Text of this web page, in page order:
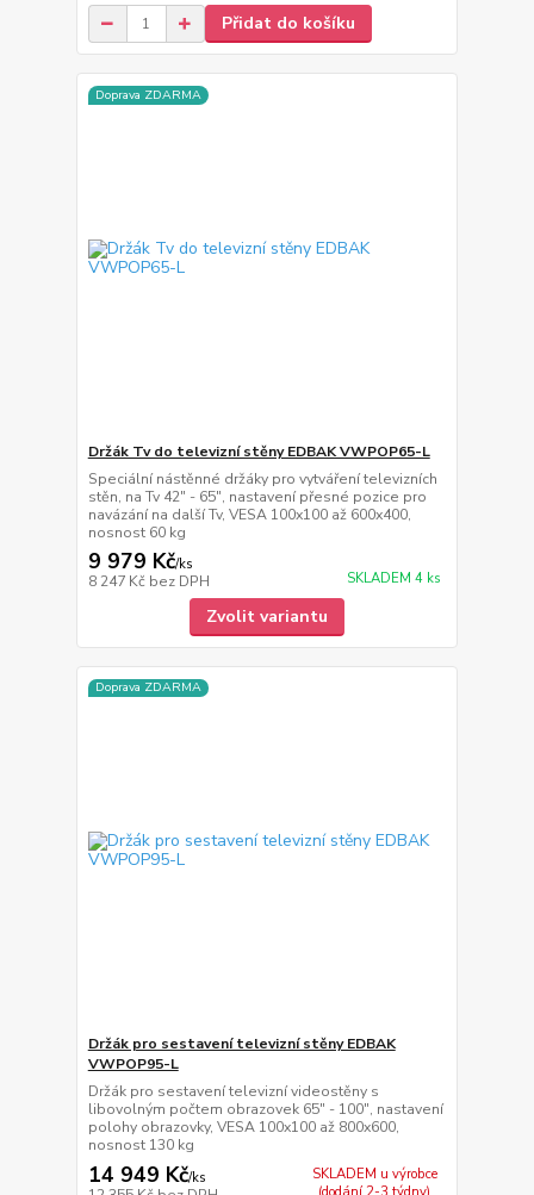
Přidat do košíku
Doprava ZDARMA
Držák Tv do televizní stěny EDBAK VWPOP65-L
Speciální nástěnné držáky pro vytváření televizních
stěn, na Tv 42" - 65", nastavení přesné pozice pro
navázání na další Tv, VESA 100x100 až 600x400,
nosnost 60 kg
9 979 Kč/ks
8 247 Kč bez DPH SKLADEM 4 ks
Zvolit variantu
Doprava ZDARMA
Držák pro sestavení televizní stěny EDBAK
VWPOP95-L
Držák pro sestavení televizní videostěny s
libovolným počtem obrazovek 65" - 100", nastavení
polohy obrazovky, VESA 100x100 až 800x600,
nosnost 130 kg
14 949 Kč/ks
SKLADEM u výrobce